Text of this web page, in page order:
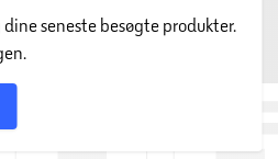
seneste besøgte produkter.